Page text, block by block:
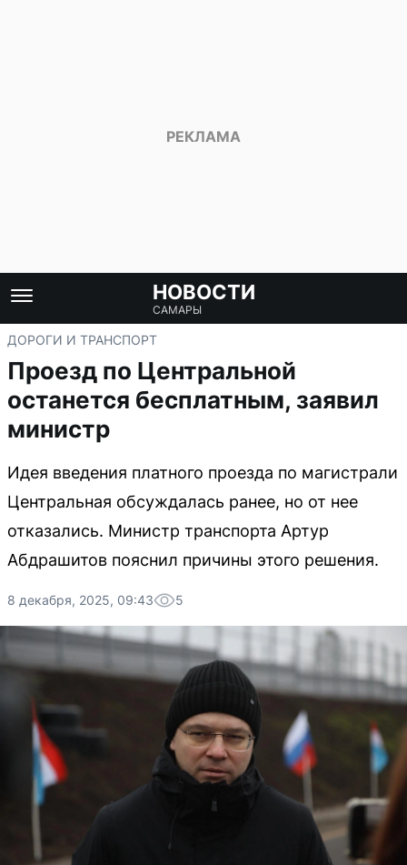
НОВОСТИ
САМАРЫ
ДОРОГИ И ТРАНСПОРТ
Проезд по Центральной
останется бесплатным, заявил
министр
Идея введения платного проезда по магистрали
Центральная обсуждалась ранее, но от нее
отказались. Министр транспорта Артур
Абдрашитов пояснил причины этого решения.
8 декабря, 2025, 09:43 5